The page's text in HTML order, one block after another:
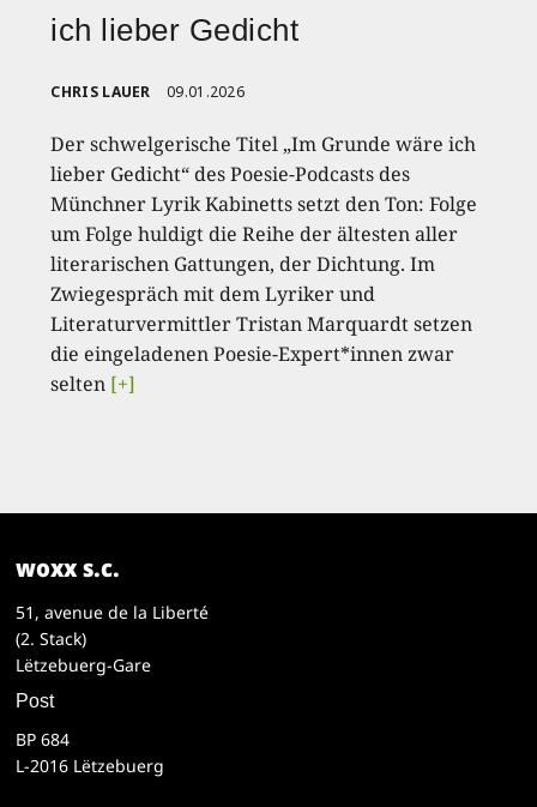
ich lieber Gedicht
CHRIS LAUER 09.01.2026
Der schwelgerische Titel „Im Grunde wäre ich
lieber Gedicht“ des Poesie-Podcasts des
Münchner Lyrik Kabinetts setzt den Ton: Folge
um Folge huldigt die Reihe der ältesten aller
literarischen Gattungen, der Dichtung. Im
Zwiegespräch mit dem Lyriker und
Literaturvermittler Tristan Marquardt setzen
die eingeladenen Poesie-Expert*innen zwar
selten [+]
woxx s.c.
51, avenue de la Liberté
(2. Stack)
Lëtzebuerg-Gare
Post
BP 684
L-2016 Lëtzebuerg